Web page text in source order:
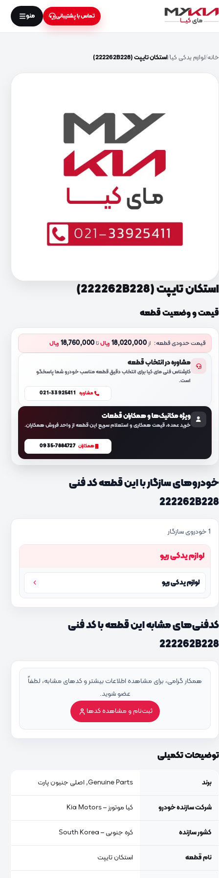
تماس با پشتیبانی منو
خانه لوازم یدکی کیا استکان تایپت (222262B228)
استکان تایپت (222262B228)
قیمت و وضعیت قطعه
قیمت حدودی قطعه: از18,020,000 ریالتا18,760,000 ریال
مشاوره در انتخاب قطعه
کارشناس فنی مای کیا برای انتخاب دقیق قطعه مناسب خودرو شما پاسخگو
است.
مشاوره 021-33925411
ویژه مکانیک‌ها و همکاران قطعات
خرید عمده، قیمت همکاری و استعلام سریع این قطعه از واحد فروش همکاران.
همکاران 0935-7884727
خودروهای سازگار با این قطعه کد فنی
222262B228
1 خودروی سازگار
لوازم یدکی ریو
لوازم یدکی ریو
کدفنی‌های مشابه این قطعه با کد فنی
222262B228
همکار گرامی، برای مشاهده اطلاعات بیشتر و کدهای مشابه، لطفاً
عضو شوید.
ثبت‌نام و مشاهده کدها
توضیحات تکمیلی
برند Genuine Parts, اصلی جنیون پارت
شرکت سازنده خودرو کیا موتورز – Kia Motors
کشور سازنده کره جنوبی – South Korea
نام قطعه استکان تایپت